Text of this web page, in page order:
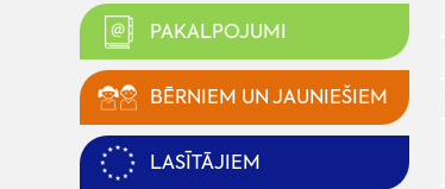
PAKALPOJUMI
BĒRNIEM UN JAUNIEŠIEM
LASĪTĀJIEM